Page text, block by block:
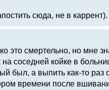
сюда, не в каррент).
это смертельно, но мне
на соседней койке в
был, а выпить как-то раз
времени после